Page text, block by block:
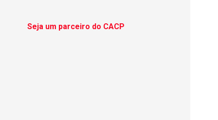
Seja um parceiro do CACP